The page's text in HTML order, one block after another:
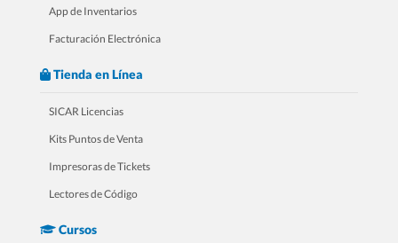
App de Inventarios
Facturación Electrónica
Tienda en Línea
SICAR Licencias
Kits Puntos de Venta
Impresoras de Tickets
Lectores de Código
Cursos